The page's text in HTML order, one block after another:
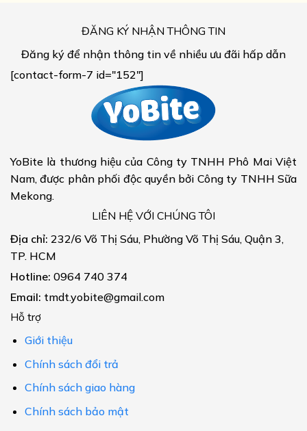
ĐĂNG KÝ NHẬN THÔNG TIN
Đăng ký để nhận thông tin về nhiều ưu đãi hấp dẫn
[contact-form-7 id="152"]
YoBite là thương hiệu của Công ty TNHH Phô Mai Việt
Nam, được phân phối độc quyền bởi Công ty TNHH Sữa
Mekong.
LIÊN HỆ VỚI CHÚNG TÔI
Địa chỉ: 232/6 Võ Thị Sáu, Phường Võ Thị Sáu, Quận 3,
TP. HCM
Hotline: 0964 740 374
Email: tmdt.yobite@gmail.com
Hỗ trợ
Giới thiệu
Chính sách đổi trả
Chính sách giao hàng
Chính sách bảo mật